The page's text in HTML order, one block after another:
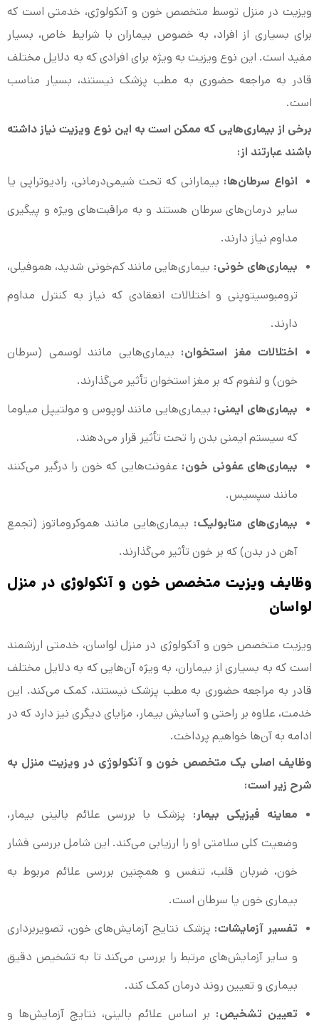
ویزیت در منزل توسط متخصص خون و آنکولوژی، خدمتی است که
برای بسیاری از افراد، به خصوص بیماران با شرایط خاص، بسیار
مفید است. این نوع ویزیت به ویژه برای افرادی که به دلایل مختلف
قادر به مراجعه حضوری به مطب پزشک نیستند، بسیار مناسب
است.
برخی از بیماری‌هایی که ممکن است به این نوع ویزیت نیاز داشته
باشند عبارتند از:
انواع سرطان‌ها:بیمارانی که تحت شیمی‌درمانی، رادیوتراپی یا
سایر درمان‌های سرطان هستند و به مراقبت‌های ویژه و پیگیری
مداوم نیاز دارند.
بیماری‌های خونی:بیماری‌هایی مانند کم‌خونی شدید، هموفیلی،
ترومبوسیتوپنی و اختلالات انعقادی که نیاز به کنترل مداوم
دارند.
اختلالات مغز استخوان:بیماری‌هایی مانند لوسمی (سرطان
خون) و لنفوم که بر مغز استخوان تأثیر می‌گذارند.
بیماری‌های ایمنی:بیماری‌هایی مانند لوپوس و مولتیپل میلوما
که سیستم ایمنی بدن را تحت تأثیر قرار می‌دهند.
بیماری‌های عفونی خون:عفونت‌هایی که خون را درگیر می‌کنند
مانند سپسیس.
بیماری‌های متابولیک:بیماری‌هایی مانند هموکروماتوز (تجمع
آهن در بدن) که بر خون تأثیر می‌گذارند.
وظایف ویزیت متخصص خون و آنکولوژی در منزل
لواسان
ویزیت متخصص خون و آنکولوژی در منزل لواسان، خدمتی ارزشمند
است که به بسیاری از بیماران، به ویژه آن‌هایی که به دلایل مختلف
قادر به مراجعه حضوری به مطب پزشک نیستند، کمک می‌کند. این
خدمت، علاوه بر راحتی و آسایش بیمار، مزایای دیگری نیز دارد که در
ادامه به آن‌ها خواهیم پرداخت.
وظایف اصلی یک متخصص خون و آنکولوژی در ویزیت منزل به
شرح زیر است:
معاینه فیزیکی بیمار:پزشک با بررسی علائم بالینی بیمار،
وضعیت کلی سلامتی او را ارزیابی می‌کند. این شامل بررسی فشار
خون، ضربان قلب، تنفس و همچنین بررسی علائم مربوط به
بیماری خون یا سرطان است.
تفسیر آزمایشات:پزشک نتایج آزمایش‌های خون، تصویربرداری
و سایر آزمایش‌های مرتبط را بررسی می‌کند تا به تشخیص دقیق
بیماری و تعیین روند درمان کمک کند.
تعیین تشخیص:بر اساس علائم بالینی، نتایج آزمایش‌ها و